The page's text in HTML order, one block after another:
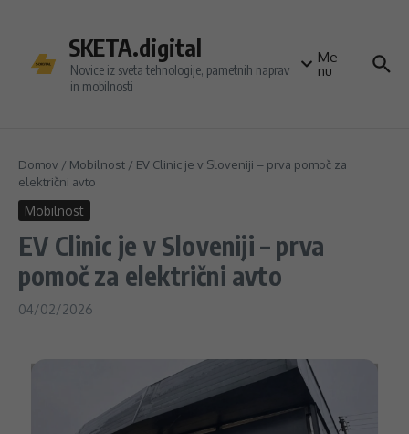
SKETA.digital
Novice iz sveta tehnologije, pametnih naprav
in mobilnosti
Me
nu
Domov / Mobilnost / EV Clinic je v Sloveniji – prva pomoč za
električni avto
Mobilnost
EV Clinic je v Sloveniji – prva
pomoč za električni avto
04/02/2026